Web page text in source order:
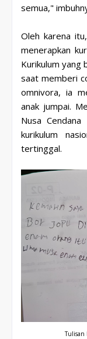
semua,"
Oleh karena
menerapkan
Kurikulum yang
saat memberi
omnivora, ia
anak jumpai.
Nusa
kurikulum
tertinggal.
Tulisan